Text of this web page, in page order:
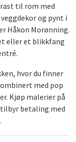
til rom med
og pynt i
Håkon Morønning.
eller et blikkfang
hvor du finner
med pop
Kjøp malerier på
betaling med